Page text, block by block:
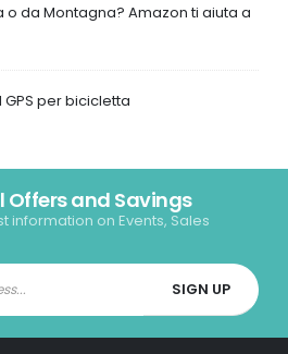
o da Montagna? Amazon ti aiuta a
per bicicletta
Offers and Savings
information on Events, Sales